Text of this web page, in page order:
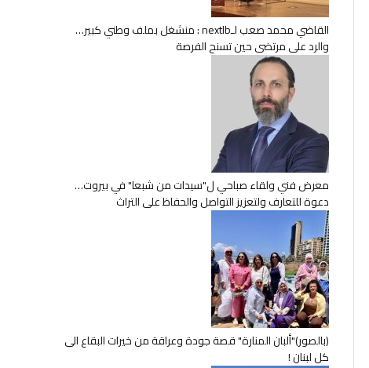
القاضي محمد صعب لـnextlb : منشغل بملف وطني كبير…
والرد على مرتضى حين تسنح الفرصة
معرض فني ولقاء صباحي ل"سيدات من شبعا" في بيروت…
دعوة للتعارف ولتعزيز التواصل والحفاظ على التراث
(بالصور)"ألبان المنارة" قصة جودة وعراقة من خيرات البقاع الى
كل لبنان !